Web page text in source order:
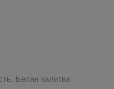
Белая калитва